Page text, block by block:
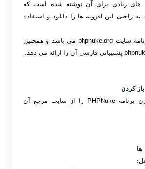
های زیادی برای آن نوشته شده است که
به راحتی این افزونه ها را دانلود و استفاده
سایت phpnuke.org می باشد و همچنین
پشتیبانی فارسی آن را ارائه می دهد.
کردن
برنامهPHPNuke
را از سایت مرجع آن
ها
: